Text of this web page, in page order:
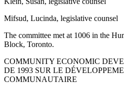
Mifsud, Lucinda, legislative counsel
The committee met at 1006 in the
Block, Toronto.
COMMUNITY ECONOMIC
DE 1993 SUR LE
COMMUNAUTAIRE